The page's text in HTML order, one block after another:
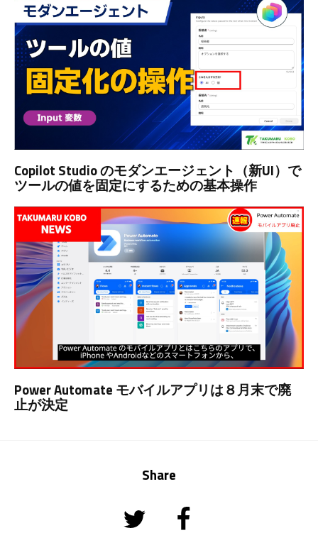
Copilot Studio のモダンエージェント（新UI）で
ツールの値を固定にするための基本操作
Power Automate モバイルアプリは８月末で廃
止が決定
Share